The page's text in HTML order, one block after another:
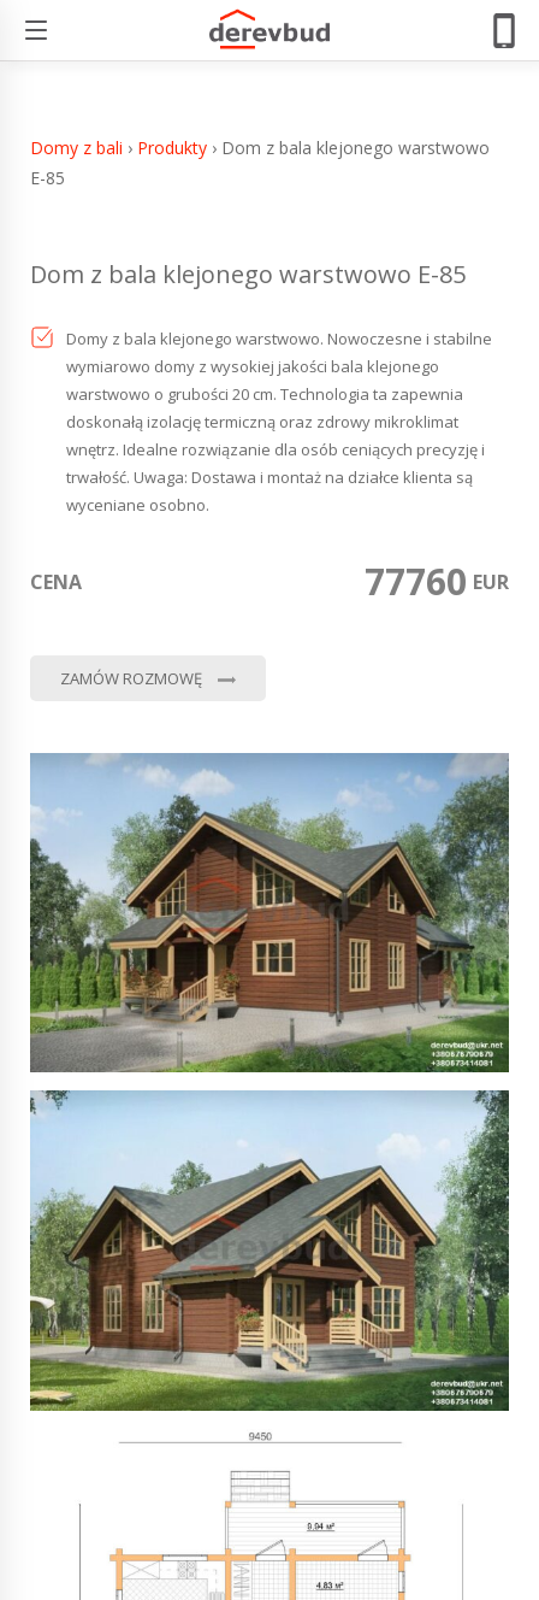
Dom z bala klejonego warstwowo E-85
Domy z bali › Produkty › Dom z bala klejonego warstwowo
E-85
Dom z bala klejonego warstwowo E-85
Domy z bala klejonego warstwowo. Nowoczesne i stabilne
wymiarowo domy z wysokiej jakości bala klejonego
warstwowo o grubości 20 cm. Technologia ta zapewnia
doskonałą izolację termiczną oraz zdrowy mikroklimat
wnętrz. Idealne rozwiązanie dla osób ceniących precyzję i
trwałość. Uwaga: Dostawa i montaż na działce klienta są
wyceniane osobno.
CENA 77760 EUR
ZAMÓW ROZMOWĘ